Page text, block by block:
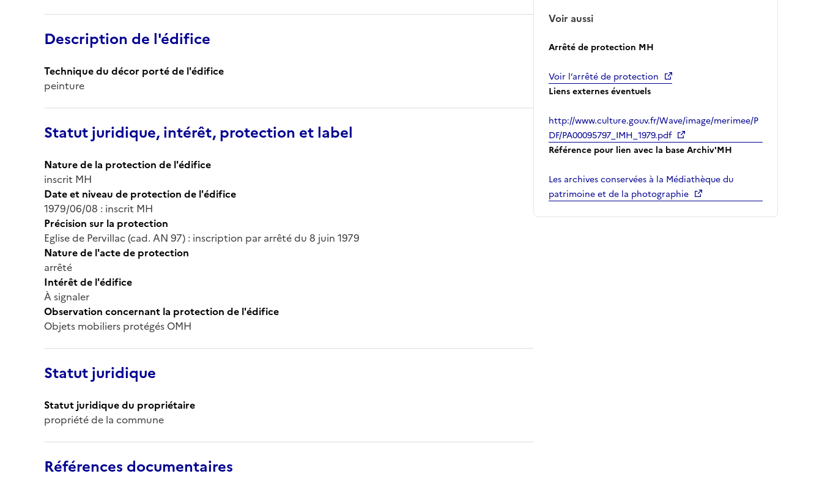
Description de l'édifice
Technique du décor porté de l'édifice
peinture
Statut juridique, intérêt, protection et label
Nature de la protection de l'édifice
inscrit MH
Date et niveau de protection de l'édifice
1979/06/08 : inscrit MH
Précision sur la protection
Eglise de Pervillac (cad. AN 97) : inscription par arrêté du 8 juin 1979
Nature de l'acte de protection
arrêté
Intérêt de l'édifice
À signaler
Observation concernant la protection de l'édifice
Objets mobiliers protégés OMH
Statut juridique
Statut juridique du propriétaire
propriété de la commune
Références documentaires
Voir aussi
Arrêté de protection MH
Voir l’arrêté de protection
Liens externes éventuels
http://www.culture.gouv.fr/Wave/image/merimee/P
DF/PA00095797_IMH_1979.pdf
Référence pour lien avec la base Archiv'MH
Les archives conservées à la Médiathèque du
patrimoine et de la photographie